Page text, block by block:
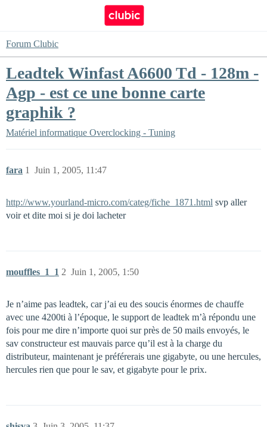
Forum Clubic
Leadtek Winfast A6600 Td - 128m -
Agp - est ce une bonne carte
graphik ?
Matériel informatique Overclocking - Tuning
fara Juin 1, 2005, 11:47
1
http://www.yourland-micro.com/categ/fiche_1871.html svp aller
voir et dite moi si je doi lacheter
mouffles_1_1 Juin 1, 2005, 1:50
2
Je n’aime pas leadtek, car j’ai eu des soucis énormes de chauffe
avec une 4200ti à l’époque, le support de leadtek m’à répondu une
fois pour me dire n’importe quoi sur près de 50 mails envoyés, le
sav constructeur est mauvais parce qu’il est à la charge du
distributeur, maintenant je préférerais une gigabyte, ou une hercules,
hercules rien que pour le sav, et gigabyte pour le prix.